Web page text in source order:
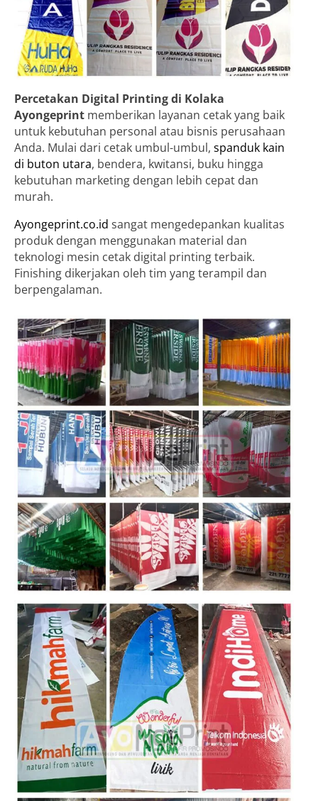
Percetakan Digital Printing di Kolaka
Ayongeprint memberikan layanan cetak yang baik
untuk kebutuhan personal atau bisnis perusahaan
Anda. Mulai dari cetak umbul-umbul, spanduk kain
di buton utara, bendera, kwitansi, buku hingga
kebutuhan marketing dengan lebih cepat dan
murah.
Ayongeprint.co.id sangat mengedepankan kualitas
produk dengan menggunakan material dan
teknologi mesin cetak digital printing terbaik.
Finishing dikerjakan oleh tim yang terampil dan
berpengalaman.